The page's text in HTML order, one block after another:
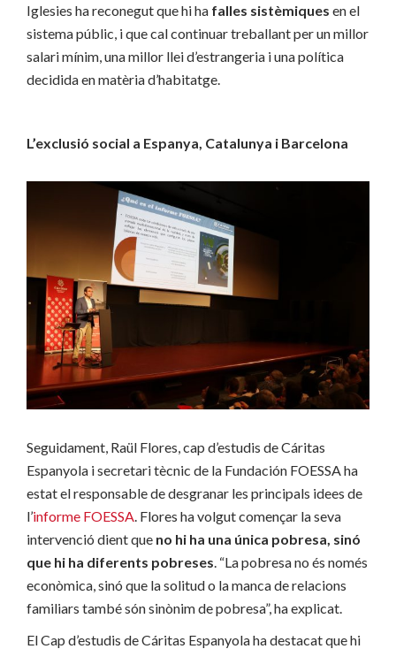
Iglesies ha reconegut que hi ha falles sistèmiques en el
sistema públic, i que cal continuar treballant per un millor
salari mínim, una millor llei d’estrangeria i una política
decidida en matèria d’habitatge.
L’exclusió social a Espanya, Catalunya i Barcelona
Seguidament, Raül Flores, cap d’estudis de Cáritas
Espanyola i secretari tècnic de la Fundación FOESSA ha
estat el responsable de desgranar les principals idees de
l’informe FOESSA. Flores ha volgut començar la seva
intervenció dient que no hi ha una única pobresa, sinó
que hi ha diferents pobreses. “La pobresa no és només
econòmica, sinó que la solitud o la manca de relacions
familiars també són sinònim de pobresa”, ha explicat.
El Cap d’estudis de Cáritas Espanyola ha destacat que hi